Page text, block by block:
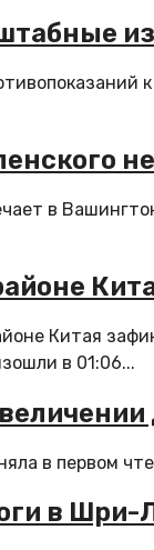
в
Китая
в 01:06...
в первом
в Шри-